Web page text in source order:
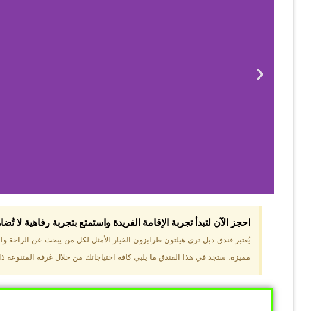
لماذا تختار
والجبال الخضراء. مرافق
احجز الآن لتبدأ تجربة الإقامة الفريدة واستمتع بتجربة رفاهية
يُعتبر فندق دبل تري هيلتون طرابزون الخيار الأمثل لكل من يبحث عن
مميزة، ستجد في هذا الفندق ما يلبي كافة احتياجاتك من خلال غرفه المتنوعة